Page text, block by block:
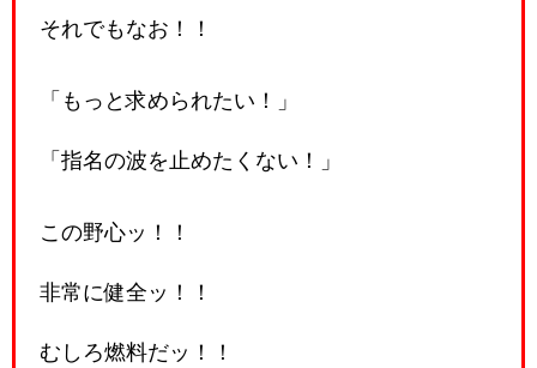
それでもなお！！
「もっと求められたい！」
「指名の波を止めたくない！」
この野心ッ！！
非常に健全ッ！！
むしろ燃料だッ！！